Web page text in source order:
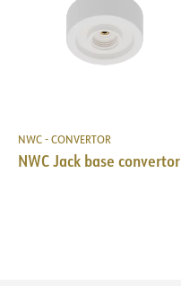
NWC - CONVERTOR
NWC Jack base convertor